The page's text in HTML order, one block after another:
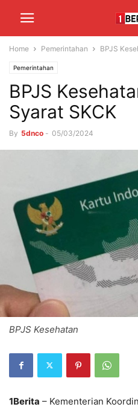
Home Pemerintahan BPJS
Pemerintahan
BPJS
Syarat SKCK
By 5dnco - 05/03/2024
BPJS Kesehatan
1Berita – Kementerian